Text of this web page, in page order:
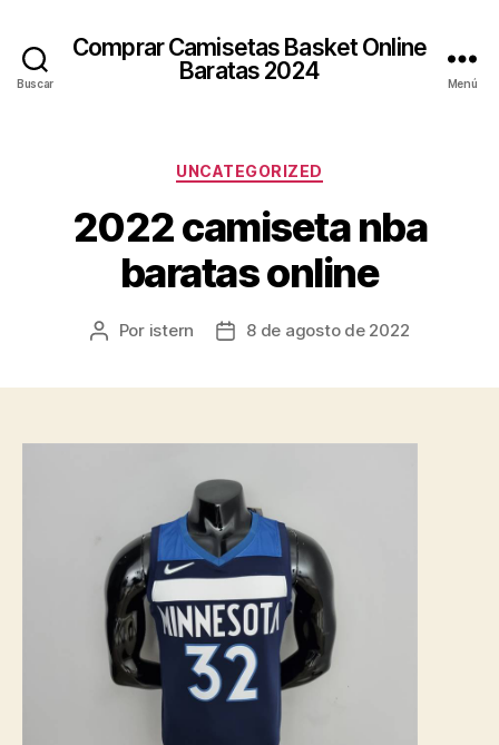
Buscar
Comprar Camisetas Basket Online
Baratas 2024
Menú
Categorías
UNCATEGORIZED
2022 camiseta nba
baratas online
Autor
Por istern
Fecha8 de agosto de 2022